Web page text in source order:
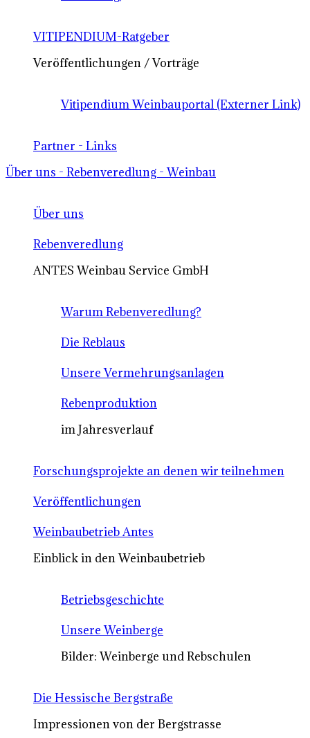
VITIPENDIUM-Ratgeber
Veröffentlichungen / Vorträge
Vitipendium Weinbauportal (Externer Link)
Partner - Links
Über uns - Rebenveredlung - Weinbau
Über uns
Rebenveredlung
ANTES Weinbau Service GmbH
Warum Rebenveredlung?
Die Reblaus
Unsere Vermehrungsanlagen
Rebenproduktion
im Jahresverlauf
Forschungsprojekte an denen wir teilnehmen
Veröffentlichungen
Weinbaubetrieb Antes
Einblick in den Weinbaubetrieb
Betriebsgeschichte
Unsere Weinberge
Bilder: Weinberge und Rebschulen
Die Hessische Bergstraße
Impressionen von der Bergstrasse